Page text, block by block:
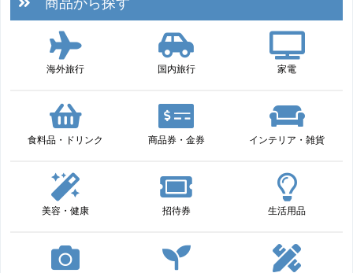
海外旅行 国内旅行 家電
食料品・ドリンク 商品券・金券 インテリア・雑貨
美容・健康 招待券 生活用品